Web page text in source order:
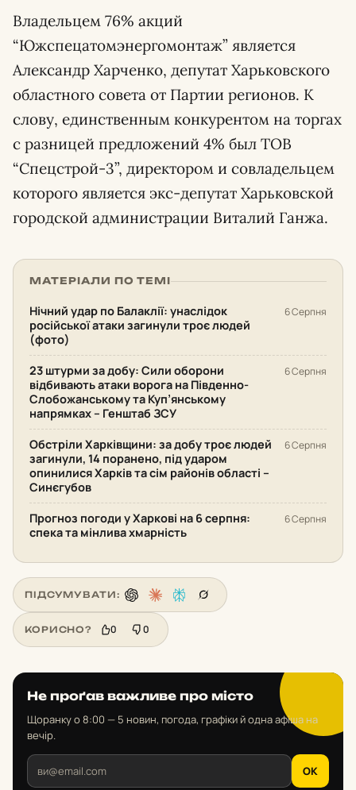
Владельцем 76% акций
“Южспецатомэнергомонтаж” является
Александр Харченко, депутат Харьковского
областного совета от Партии регионов. К
слову, единственным конкурентом на торгах
с разницей предложений 4% был ТОВ
“Спецстрой-3”, директором и совладельцем
которого является экс-депутат Харьковской
городской администрации Виталий Ганжа.
МАТЕРІАЛИ ПО ТЕМІ
Нічний удар по Балаклії: унаслідок
російської атаки загинули троє людей
(фото)
6 Серпня
23 штурми за добу: Сили оборони
відбивають атаки ворога на Південно-
Слобожанському та Куп’янському
напрямках – Генштаб ЗСУ
6 Серпня
Обстріли Харківщини: за добу троє людей
загинули, 14 поранено, під ударом
опинилися Харків та сім районів області –
Синєгубов
6 Серпня
Прогноз погоди у Харкові на 6 серпня:
спека та мінлива хмарність
6 Серпня
ПІДСУМУВАТИ:
КОРИСНО? 0 0
Не проґав важливе про місто
Щоранку о 8:00 — 5 новин, погода, графіки й одна афіша на
вечір.
OK